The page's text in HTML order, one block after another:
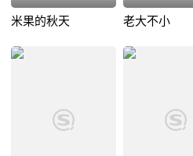
米果的秋天 老大不小